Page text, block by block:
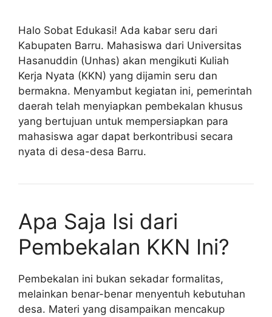
Halo Sobat Edukasi! Ada kabar seru dari
Kabupaten Barru. Mahasiswa dari Universitas
Hasanuddin (Unhas) akan mengikuti Kuliah
Kerja Nyata (KKN) yang dijamin seru dan
bermakna. Menyambut kegiatan ini, pemerintah
daerah telah menyiapkan pembekalan khusus
yang bertujuan untuk mempersiapkan para
mahasiswa agar dapat berkontribusi secara
nyata di desa-desa Barru.
Apa Saja Isi dari
Pembekalan KKN Ini?
Pembekalan ini bukan sekadar formalitas,
melainkan benar-benar menyentuh kebutuhan
desa. Materi yang disampaikan mencakup